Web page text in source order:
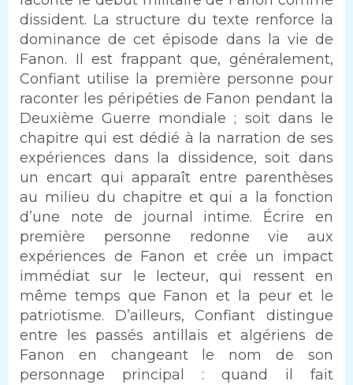
dissident. La structure du texte renforce la
dominance de cet épisode dans la vie de
Fanon. Il est frappant que, généralement,
Confiant utilise la première personne pour
raconter les péripéties de Fanon pendant la
Deuxième Guerre mondiale ; soit dans le
chapitre qui est dédié à la narration de ses
expériences dans la dissidence, soit dans
un encart qui apparaît entre parenthèses
au milieu du chapitre et qui a la fonction
d’une note de journal intime. Écrire en
première personne redonne vie aux
expériences de Fanon et crée un impact
immédiat sur le lecteur, qui ressent en
même temps que Fanon et la peur et le
patriotisme. D’ailleurs, Confiant distingue
entre les passés antillais et algériens de
Fanon en changeant le nom de son
personnage principal : quand il fait